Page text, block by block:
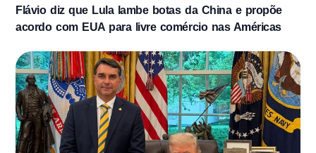
Flávio diz que Lula lambe botas da China e propõe
acordo com EUA para livre comércio nas Américas